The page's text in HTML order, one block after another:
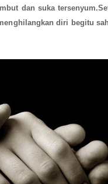
dan suka
diri begitu